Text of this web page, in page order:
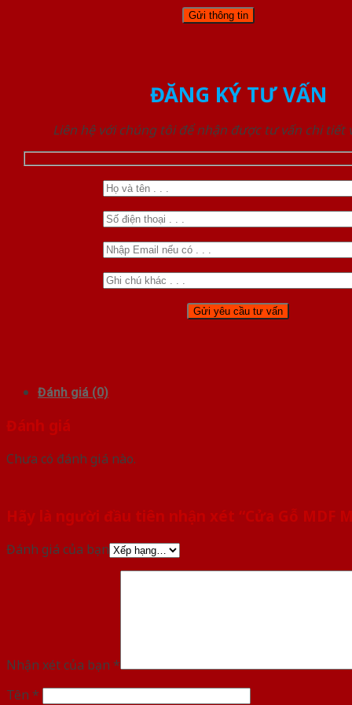
ĐĂNG KÝ TƯ VẤN
Liên hệ với chúng tôi để nhận được tư vấn chi tiết
Đánh giá (0)
Đánh giá
Chưa có đánh giá nào.
Hãy là người đầu tiên nhận xét “Cửa Gỗ MDF
Đánh giá của bạn
Nhận xét của bạn *
Tên *